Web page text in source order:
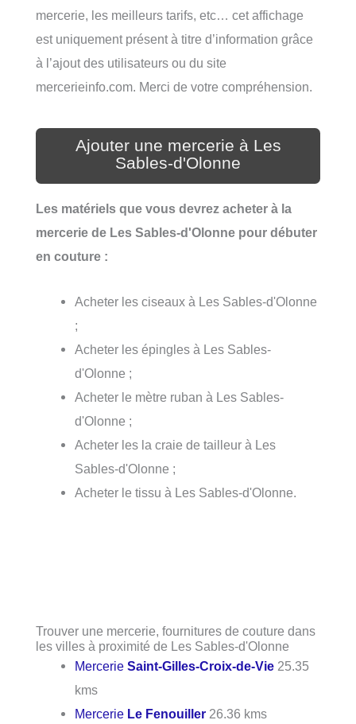
mercerie, les meilleurs tarifs, etc… cet affichage
est uniquement présent à titre d’information grâce
à l’ajout des utilisateurs ou du site
mercerieinfo.com. Merci de votre compréhension.
Ajouter une mercerie à Les
Sables-d'Olonne
Les matériels que vous devrez acheter à la
mercerie de Les Sables-d'Olonne pour débuter
en couture :
Acheter les ciseaux à Les Sables-d'Olonne
;
Acheter les épingles à Les Sables-
d'Olonne ;
Acheter le mètre ruban à Les Sables-
d'Olonne ;
Acheter les la craie de tailleur à Les
Sables-d'Olonne ;
Acheter le tissu à Les Sables-d'Olonne.
Trouver une mercerie, fournitures de couture dans
les villes à proximité de Les Sables-d'Olonne
MercerieSaint-Gilles-Croix-de-Vie 25.35
kms
Mercerie Le Fenouiller 26.36 kms